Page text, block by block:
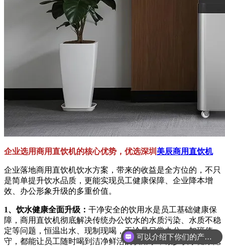
企业选用商用直饮机的核心优势，优选深圳 美辰商用直饮机
企业落地商用直饮机饮水方案，带来的收益是全方位的，不只
是简单提升饮水品质，更能实现员工健康保障、企业降本增
效、办公形象升级的多重价值。
1、饮水健康全面升级： 干净安全的饮用水是员工基础健康保
障，商用直饮机彻底解决传统办公饮水的水质污染、水质不稳
定等问题，恒温出水、现制现喝，无论是日常办公、加班值
守，都能让员工随时喝到洁净鲜活的饮用水，减少饮水健康隐
可以介绍下你们的产品么？